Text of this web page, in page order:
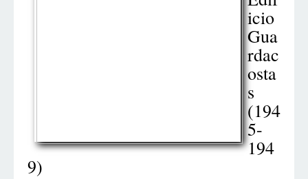
icio
Gua
rdac
osta
s
(194
5-
194
9)